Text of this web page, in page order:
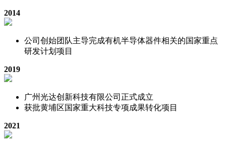
2014
公司创始团队主导完成有机半导体器件相关的国家重点
研发计划项目
2019
广州光达创新科技有限公司正式成立
获批黄埔区国家重大科技专项成果转化项目
2021